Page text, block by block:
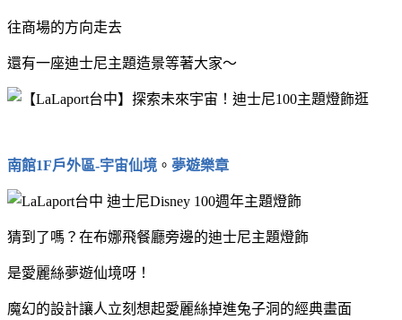
往商場的方向走去
還有一座迪士尼主題造景等著大家～
南館1F戶外區-宇宙仙境 。 夢遊樂章
猜到了嗎？在布娜飛餐廳旁邊的迪士尼主題燈飾
是愛麗絲夢遊仙境呀！
魔幻的設計讓人立刻想起愛麗絲掉進兔子洞的經典畫面